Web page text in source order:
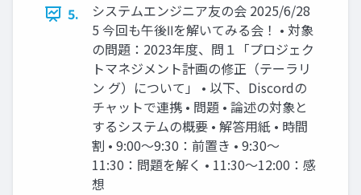
5.
システムエンジニア友の会 2025/6/28
5 今回も午後Ⅱを解いてみる会！ • 対象
の問題：2023年度、問１「プロジェク
トマネジメント計画の修正（テーラリ
ン グ）について」 • 以下、Discordの
チャットで連携 • 問題 • 論述の対象と
するシステムの概要 • 解答用紙 • 時間
割 • 9:00～9:30：前置き • 9:30～
11:30：問題を解く • 11:30～12:00：感
想